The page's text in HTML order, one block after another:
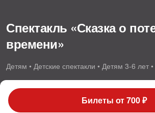
Спектакль «Сказка о
времени»
Детям • Детские спектакли • Детям 3-6 лет
Билеты от 700 ₽